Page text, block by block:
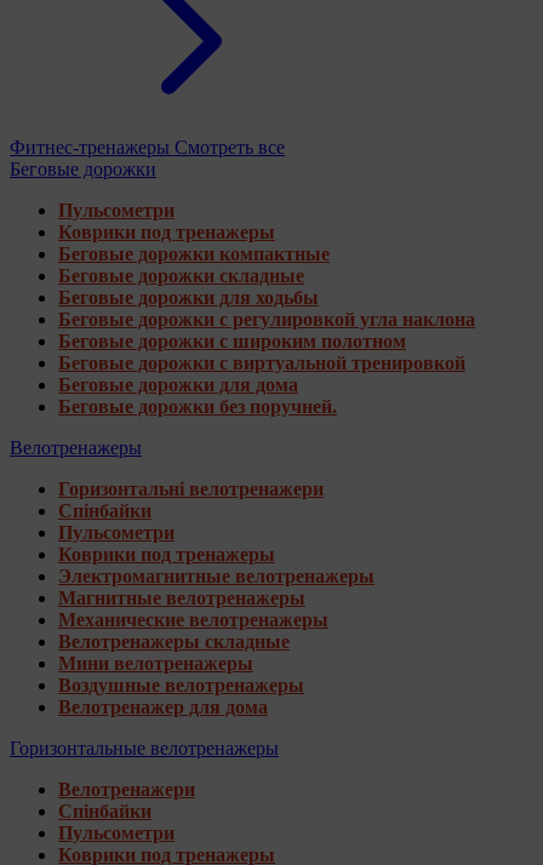
Фитнес-тренажеры Смотреть все
Беговые дорожки
Пульсометри
Коврики под тренажеры
Беговые дорожки компактные
Беговые дорожки складные
Беговые дорожки для ходьбы
Беговые дорожки с регулировкой угла наклона
Беговые дорожки с широким полотном
Беговые дорожки с виртуальной тренировкой
Беговые дорожки для дома
Беговые дорожки без поручней.
Велотренажеры
Горизонтальні велотренажери
Спінбайки
Пульсометри
Коврики под тренажеры
Электромагнитные велотренажеры
Магнитные велотренажеры
Механические велотренажеры
Велотренажеры складные
Мини велотренажеры
Воздушные велотренажеры
Велотренажер для дома
Горизонтальные велотренажеры
Велотренажери
Спінбайки
Пульсометри
Коврики под тренажеры